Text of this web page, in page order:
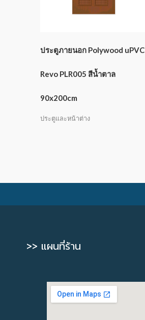
ประตูภายนอก Polywood uPVC
Revo PLR005 สีน้ำตาล
90x200cm
ประตูและหน้าต่าง
>> แผนที่ร้าน